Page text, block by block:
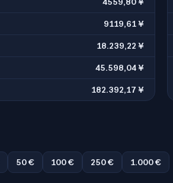
9119,61 ¥
18.239,22 ¥
45.598,04 ¥
182.392,17 ¥
50 € 100 € 250 € 1.000 €